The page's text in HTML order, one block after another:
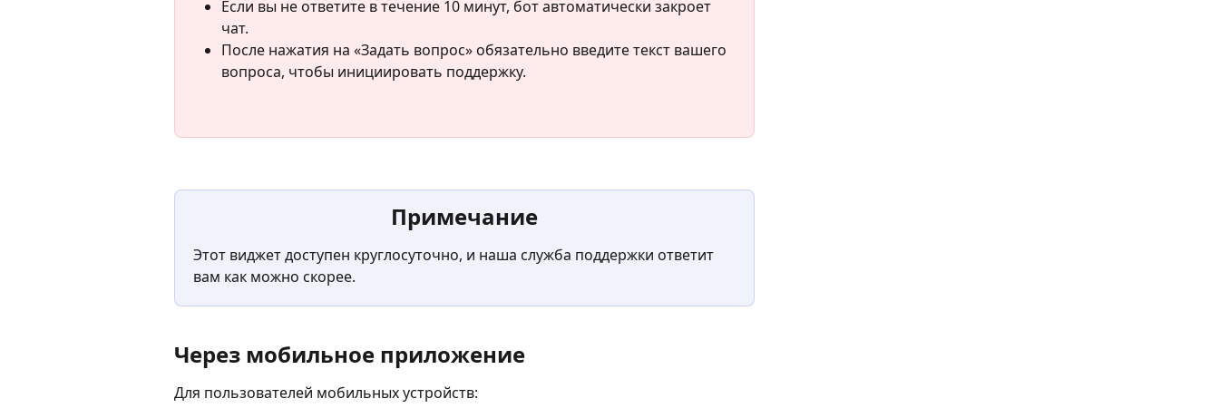
Если вы не ответите в течение 10 минут, бот автоматически закроет
чат.
После нажатия на «Задать вопрос» обязательно введите текст вашего
вопроса, чтобы инициировать поддержку.
Примечание
Этот виджет доступен круглосуточно, и наша служба поддержки ответит
вам как можно скорее.
Через мобильное приложение
Для пользователей мобильных устройств: